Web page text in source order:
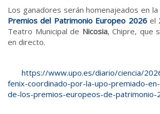
Los ganadores serán homenajeados en la
Premios del Patrimonio Europeo 2026el
Teatro Municipal de Nicosia, Chipre, que
en directo.
https://www.upo.es/diario/ciencia/
fenix-coordinado-por-la-upo-premiado-
de-los-premios-europeos-de-patrimonio-